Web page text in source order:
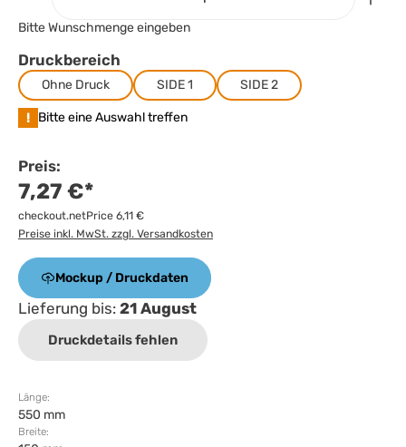
Bitte Wunschmenge eingeben
Druckbereich
Ohne Druck SIDE 1 SIDE 2
! Bitte eine Auswahl treffen
Preis:
7,27 €*
checkout.netPrice 6,11 €
Preise inkl. MwSt. zzgl. Versandkosten
Mockup / Druckdaten
Lieferung bis: 21 August
Druckdetails fehlen
Länge:
550 mm
Breite: